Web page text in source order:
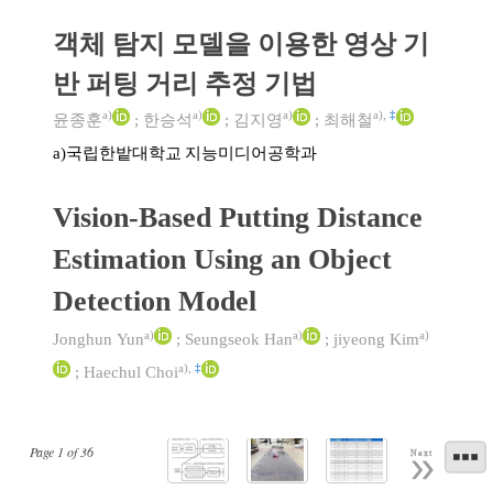
Page 1 of36 Next
객체 탐지 모델을 이용한 영상 기
반 퍼팅 거리 추정 기법
윤종훈a) ; 한승석a) ; 김지영a) ; 최해철a) ‡
a)국립한밭대학교 지능미디어공학과
Vision-Based Putting Distance
Estimation Using an Object
Detection Model
Jonghun Yuna) ; Seungseok Hana) ; jiyeong Kima)
; Haechul Choia) ‡